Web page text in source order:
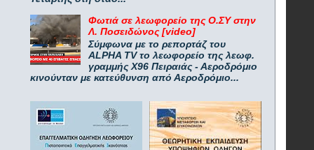
Φωτιά σε λεωφορείο της Ο.ΣΥ στην
Λ. Ποσειδώνος [video]
Σύμφωνα με το ρεπορτάζ του
ALPHA TV το λεωφορείο της λεωφ.
γραμμής Χ96 Πειραιάς - Αεροδρόμιο
κινούνταν με κατεύθυνση από Αεροδρόμιο...